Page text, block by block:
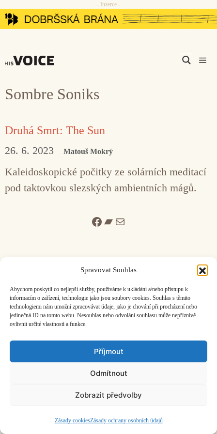
Spravovat Souhlas
Abychom poskytli co nejlepší služby, používáme k ukládání a/nebo přístupu k
informacím o zařízení, technologie jako jsou soubory cookies. Souhlas s těmito
technologiemi nám umožní zpracovávat údaje, jako je chování při procházení nebo
jedinečná ID na tomto webu. Nesouhlas nebo odvolání souhlasu může nepříznivě
ovlivnit určité vlastnosti a funkce.
Příjmout
Odmítnout
Zobrazit předvolby
Zásady cookiesZásady ochrany osobních údajů
Přeskočit
na
- Inzerce -
Sombre Soniks
Druhá Smrt: The Sun
26. 6. 2023 Matouš Mokrý
Kaleidoskopické počitky ze solárních meditací
pod taktovkou slezských ambientních mágů.
Facebook
Bandcamp
Mail
ČASOPIS O JINÉ HUDBĚ | vydáváHudební informační středisko
založeno 2001 | Kontaktujte nás:info@hisvoice.cz
©2026 HISvoice – design a adminAtelier Dokument